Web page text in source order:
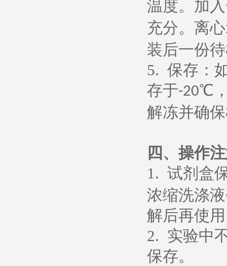
温度。加
充分。离心
装后一份
5. 保存：
存于-20℃
解冻并确
四、操作
1. 试剂盒
浓缩洗涤
解后再使
2. 实验中
保存。